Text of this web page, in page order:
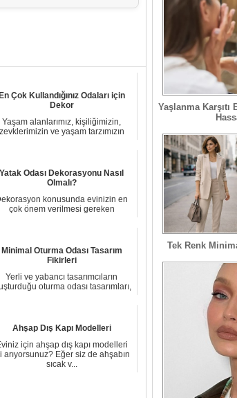
En Çok Kullandığınız Odaları için
Dekor
Yaşam alanlarımız, kişiliğimizin,
zevklerimizin ve yaşam tarzımızın
Yatak Odası Dekorasyonu Nasıl
Olmalı?
konusunda evinizin en
çok önem verilmesi gereken
Minimal Oturma Odası Tasarım
Fikirleri
Yerli ve yabancı tasarımcıların
oturma odası tasarımları,
Ahşap Dış Kapı Modelleri
için ahşap dış kapı modelleri
arıyorsunuz? Eğer siz de ahşabın
sıcak v...
Yaşlanma Karşıtı
Tek Renk